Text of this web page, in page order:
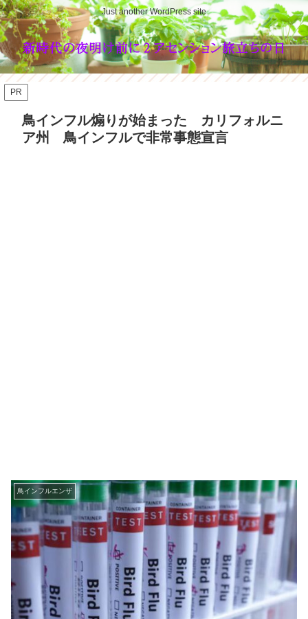
Just another WordPress site
PR
鳥インフル煽りが始まった カリフォルニ
ア州 鳥インフルで非常事態宣言
鳥インフルエンザ